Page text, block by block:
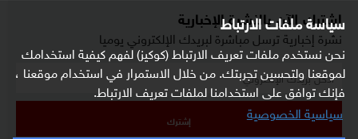
سياسة ملفات الارتباط
نحن نستخدم ملفات تعريف الارتباط (كوكيز) لفهم كيفية استخدامك
لموقعنا ولتحسين تجربتك. من خلال الاستمرار في استخدام موقعنا ،
فإنك توافق على استخدامنا لملفات تعريف الارتباط.
سياسية الخصوصية
اشترك الآن بالنشرة الإخبارية
نشرة إخبارية ترسل مباشرة لبريدك الإلكتروني يوميا
إشترك